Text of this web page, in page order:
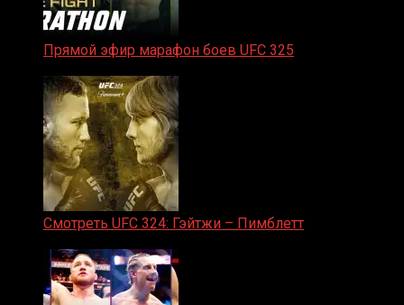
Прямой эфир марафон боев UFC 325
Смотреть UFC 324: Гэйтжи – Пимблетт